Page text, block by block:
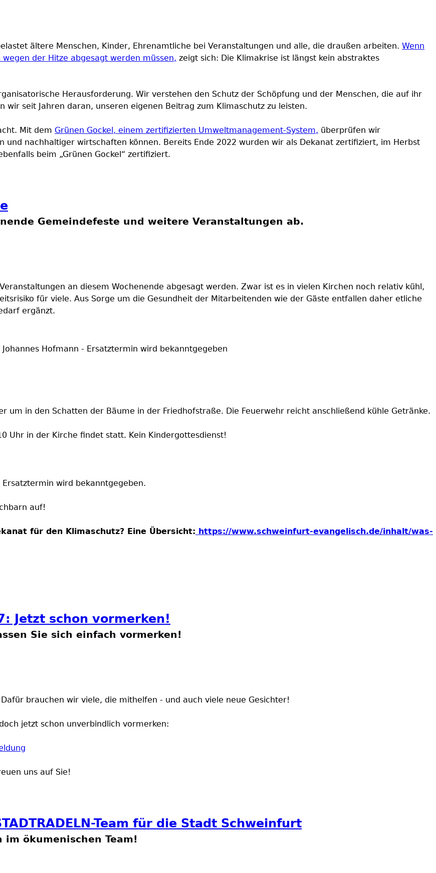
ältere Menschen, Kinder, Ehrenamtliche bei Veranstaltungen und alle, die draußen arbeiten. Wenn
der Hitze abgesagt werden müssen, zeigt sich: Die Klimakrise ist längst kein abstraktes
Herausforderung. Wir verstehen den Schutz der Schöpfung und der Menschen, die auf ihr
wir seit Jahren daran, unseren eigenen Beitrag zum Klimaschutz zu leisten.
Mit dem Grünen Gockel, einem zertifizierten Umweltmanagement-System, überprüfen wir
und nachhaltiger wirtschaften können. Bereits Ende 2022 wurden wir als Dekanat zertifiziert, im Herbst
beim „Grünen Gockel“ zertifiziert.
Gemeindefeste und weitere Veranstaltungen ab.
an diesem Wochenende abgesagt werden. Zwar ist es in vielen Kirchen noch relativ kühl,
für viele. Aus Sorge um die Gesundheit der Mitarbeitenden wie der Gäste entfallen daher etliche
ergänzt.
Hofmann - Ersatztermin wird bekanntgegeben
um in den Schatten der Bäume in der Friedhofstraße. Die Feuerwehr reicht anschließend kühle Getränke.
Uhr in der Kirche findet statt. Kein Kindergottesdienst!
Ersatztermin wird bekanntgegeben.
auf!
für den Klimaschutz? Eine Übersicht: https://www.schweinfurt-evangelisch.de/inhalt/was-
Jetzt schon vormerken!
Sie sich einfach vormerken!
brauchen wir viele, die mithelfen - und auch viele neue Gesichter!
jetzt schon unverbindlich vormerken:
uns auf Sie!
Team für die Stadt Schweinfurt
ökumenischen Team!